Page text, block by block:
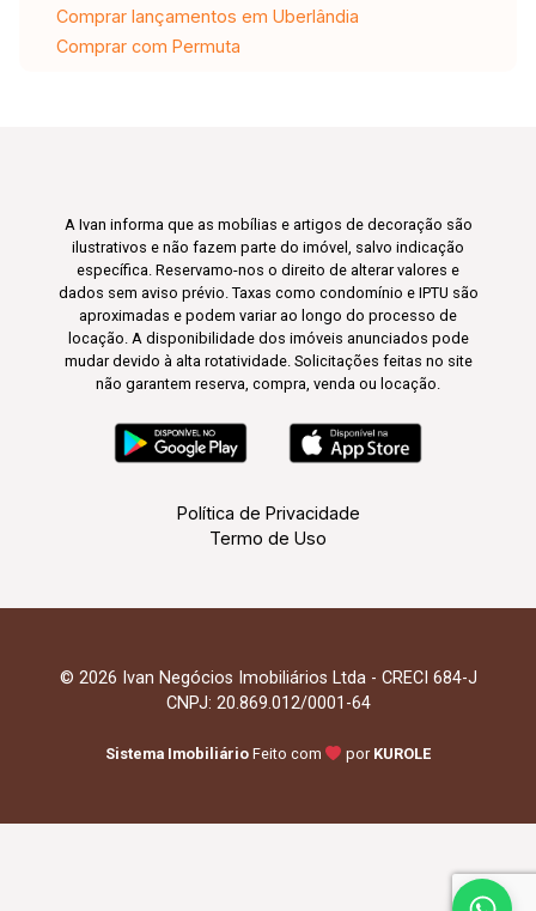
Comprar lançamentos em Uberlândia
Comprar com Permuta
A Ivan informa que as mobílias e artigos de decoração são
ilustrativos e não fazem parte do imóvel, salvo indicação
específica. Reservamo-nos o direito de alterar valores e
dados sem aviso prévio. Taxas como condomínio e IPTU são
aproximadas e podem variar ao longo do processo de
locação. A disponibilidade dos imóveis anunciados pode
mudar devido à alta rotatividade. Solicitações feitas no site
não garantem reserva, compra, venda ou locação.
Política de Privacidade
Termo de Uso
© 2026 Ivan Negócios Imobiliários Ltda - CRECI 684-J
CNPJ: 20.869.012/0001-64
Sistema Imobiliário Feito com por KUROLE